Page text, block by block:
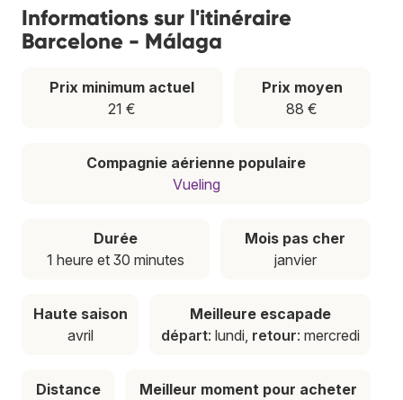
Informations sur l'itinéraire
Barcelone - Málaga
Prix minimum actuel
21 €
Prix moyen
88 €
Compagnie aérienne populaire
Vueling
Durée
1 heure et 30 minutes
Mois pas cher
janvier
Haute saison
avril
Meilleure escapade
départ: lundi, retour: mercredi
Distance
Meilleur moment pour acheter